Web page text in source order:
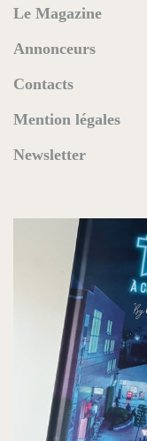
Le Magazine
Annonceurs
Contacts
Mention légales
Newsletter